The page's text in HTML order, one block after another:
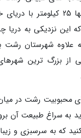
است. این شهر تنها 25
نزدیکی به دریا
علاوه شهرستان رشت
از بزرگ ترین
محبوبیت رشت در
به سراغ طبیعت آن
کنید که به سرسبزی و